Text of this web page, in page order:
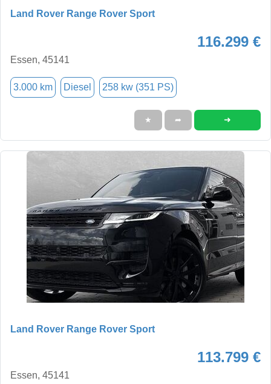
Land Rover Range Rover Sport
116.299 €
Essen, 45141
3.000 km Diesel 258 kw (351 PS)
★ ➦ ➜
Land Rover Range Rover Sport
113.799 €
Essen, 45141